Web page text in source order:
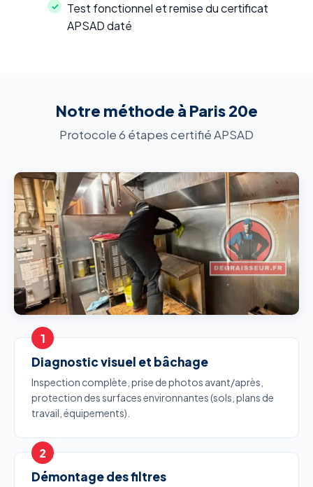
Test fonctionnel et remise du certificat
APSAD daté
Notre méthode à Paris 20e
Protocole 6 étapes certifié APSAD
Diagnostic visuel et bâchage
Inspection complète, prise de photos avant/après,
protection des surfaces environnantes (sols, plans de
travail, équipements).
Démontage des filtres